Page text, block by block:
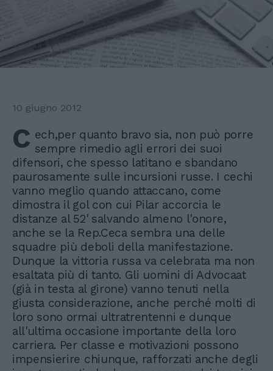
10 giugno 2012
C ech,per quanto bravo sia, non può porre
sempre rimedio agli errori dei suoi
difensori, che spesso latitano e sbandano
paurosamente sulle incursioni russe. I cechi
vanno meglio quando attaccano, come
dimostra il gol con cui Pilar accorcia le
distanze al 52' salvando almeno l'onore,
anche se la Rep.Ceca sembra una delle
squadre più deboli della manifestazione.
Dunque la vittoria russa va celebrata ma non
esaltata più di tanto. Gli uomini di Advocaat
(già in testa al girone) vanno tenuti nella
giusta considerazione, anche perché molti di
loro sono ormai ultratrentenni e dunque
all'ultima occasione importante della loro
carriera. Per classe e motivazioni possono
impensierire chiunque, rafforzati anche degli